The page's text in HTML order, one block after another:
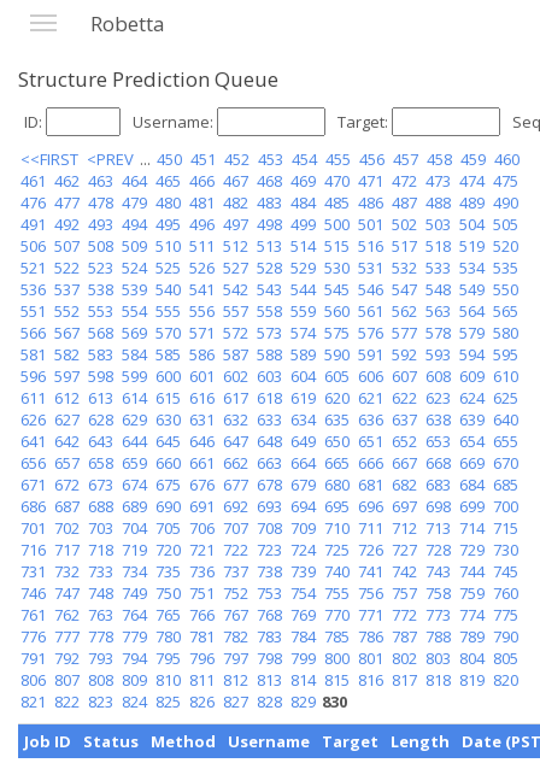
Robetta
Structure Prediction Queue
ID: Username: Target:
<<FIRST <PREV ... 450 451 452 453 454 455 456 457 458 459 460
461 462 463 464 465 466 467 468 469 470 471 472 473 474 475
476 477 478 479 480 481 482 483 484 485 486 487 488 489 490
491 492 493 494 495 496 497 498 499 500 501 502 503 504 505
506 507 508 509 510 511 512 513 514 515 516 517 518 519 520
521 522 523 524 525 526 527 528 529 530 531 532 533 534 535
536 537 538 539 540 541 542 543 544 545 546 547 548 549 550
551 552 553 554 555 556 557 558 559 560 561 562 563 564 565
566 567 568 569 570 571 572 573 574 575 576 577 578 579 580
581 582 583 584 585 586 587 588 589 590 591 592 593 594 595
596 597 598 599 600 601 602 603 604 605 606 607 608 609 610
611 612 613 614 615 616 617 618 619 620 621 622 623 624 625
626 627 628 629 630 631 632 633 634 635 636 637 638 639 640
641 642 643 644 645 646 647 648 649 650 651 652 653 654 655
656 657 658 659 660 661 662 663 664 665 666 667 668 669 670
671 672 673 674 675 676 677 678 679 680 681 682 683 684 685
686 687 688 689 690 691 692 693 694 695 696 697 698 699 700
701 702 703 704 705 706 707 708 709 710 711 712 713 714 715
716 717 718 719 720 721 722 723 724 725 726 727 728 729 730
731 732 733 734 735 736 737 738 739 740 741 742 743 744 745
746 747 748 749 750 751 752 753 754 755 756 757 758 759 760
761 762 763 764 765 766 767 768 769 770 771 772 773 774 775
776 777 778 779 780 781 782 783 784 785 786 787 788 789 790
791 792 793 794 795 796 797 798 799 800 801 802 803 804 805
806 807 808 809 810 811 812 813 814 815 816 817 818 819 820
821 822 823 824 825 826 827 828 829 830
Job ID
Status Method Username Target Length
Date